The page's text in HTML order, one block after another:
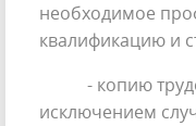
необходимое
квалификацию и
- копию
исключением